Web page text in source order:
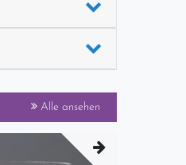
Alle ansehen